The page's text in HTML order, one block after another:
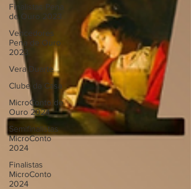
Finalistas Pena
de Ouro 2023
Vencedores
Pena de Ouro
2023
Vera Duarte
Clube da Casa
MicroConto de
Ouro 2024
Semifinalistas
MicroConto
2024
Finalistas
MicroConto
2024